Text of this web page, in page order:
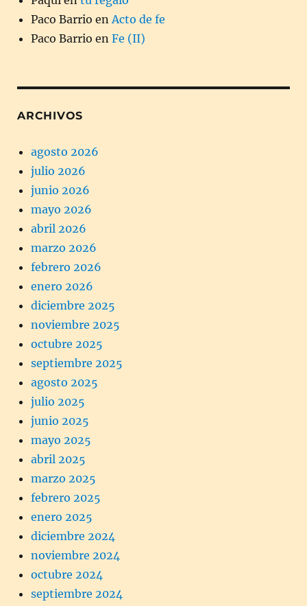
Paco Barrio en Acto de fe
Paco Barrio en Fe (II)
ARCHIVOS
agosto 2026
julio 2026
junio 2026
mayo 2026
abril 2026
marzo 2026
febrero 2026
enero 2026
diciembre 2025
noviembre 2025
octubre 2025
septiembre 2025
agosto 2025
julio 2025
junio 2025
mayo 2025
abril 2025
marzo 2025
febrero 2025
enero 2025
diciembre 2024
noviembre 2024
octubre 2024
septiembre 2024